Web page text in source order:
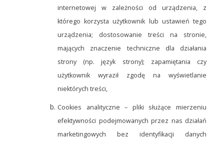
internetowej w zależności od urządzenia, z
którego korzysta użytkownik lub ustawień tego
urządzenia; dostosowanie treści na stronie,
mających znaczenie techniczne dla działania
strony (np. język strony); zapamiętania czy
użytkownik wyraził zgodę na wyświetlanie
niektórych treści,
Cookies analityczne – pliki służące mierzeniu
efektywności podejmowanych przez nas działań
marketingowych bez identyfikacji danych